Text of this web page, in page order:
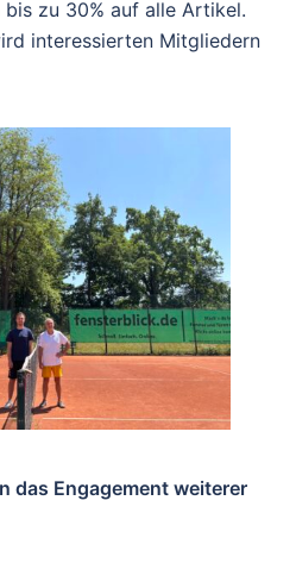
zu 30% auf alle Artikel.
interessierten Mitgliedern
das Engagement weiterer